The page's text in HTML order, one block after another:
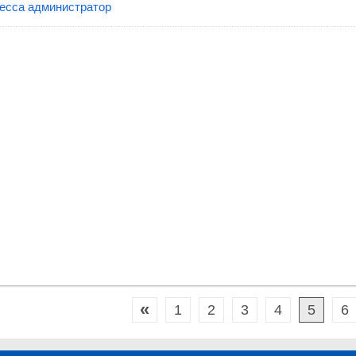
администратор
« 1 2 3 4 5 6